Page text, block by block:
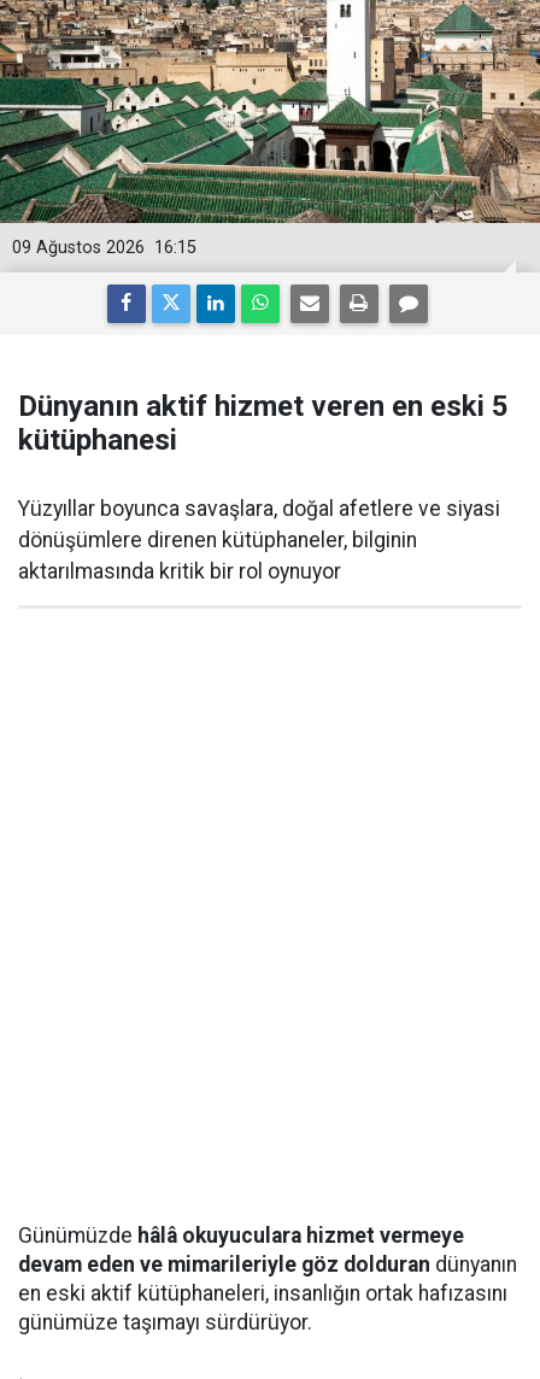
16:15
09 Ağustos 2026
Dünyanın aktif hizmet veren en eski 5
kütüphanesi
Yüzyıllar boyunca savaşlara, doğal afetlere ve siyasi
dönüşümlere direnen kütüphaneler, bilginin
aktarılmasında kritik bir rol oynuyor
Günümüzde hâlâ okuyuculara hizmet vermeye
devam eden ve mimarileriyle göz dolduran dünyanın
en eski aktif kütüphaneleri, insanlığın ortak hafızasını
günümüze taşımayı sürdürüyor.